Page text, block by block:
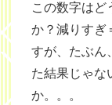
この数字はど
か？減りすぎ
すが、たぶん
た結果じゃな
か。。。